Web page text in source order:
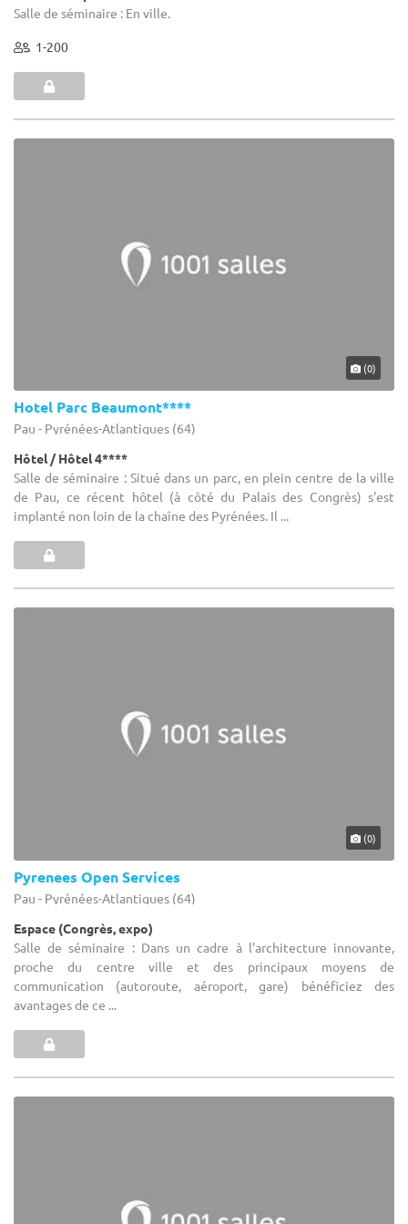
Salle de séminaire : En ville.
1-200
(0)
Hotel Parc Beaumont****
Pau - Pyrénées-Atlantiques (64)
Hôtel / Hôtel 4****
Salle de séminaire : Situé dans un parc, en plein centre de la ville
de Pau, ce récent hôtel (à côté du Palais des Congrès) s'est
implanté non loin de la chaîne des Pyrénées. Il ...
(0)
Pyrenees Open Services
Pau - Pyrénées-Atlantiques (64)
Espace (Congrès, expo)
Salle de séminaire : Dans un cadre à l'architecture innovante,
proche du centre ville et des principaux moyens de
communication (autoroute, aéroport, gare) bénéficiez des
avantages de ce ...